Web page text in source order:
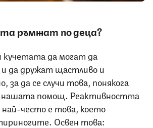
ръмжат по деца?
да могат да
да дружат щастливо и
за да се случи това, понякога
помощ. Реактивността
най-често е това, което
Освен това: